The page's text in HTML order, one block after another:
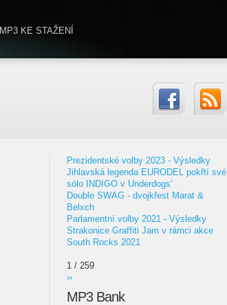
MP3 KE STAŽENÍ
Prezidentské volby 2023 - Výsledky
Jihlavská legenda EURODEL pokřtí své
sólo INDIGO v Underdogs'
Double SWAG - dvojkřest Marat &
Belxch
Parlamentní volby 2021 - Výsledky
Strakonice Graffiti Jam v rámci akce
South Rocks 2021
1 / 259
››
MP3 Bank